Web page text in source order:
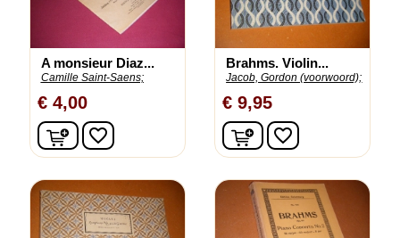
A monsieur Diaz...
Camille Saint-Saens;
€ 4,00
In winkelwagen
favorite_border
Brahms. Violin...
Jacob, Gordon (voorwoord);
€ 9,95
In winkelwagen
favorite_border